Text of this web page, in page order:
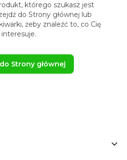
którego szukasz jest
do Strony głównej lub
żeby znaleźć to, co Cię
interesuje.
Strony głównej